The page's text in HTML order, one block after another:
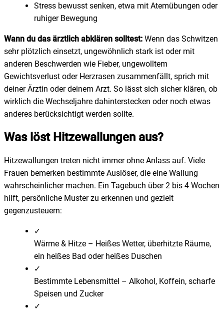
Stress bewusst senken, etwa mit Atemübungen oder
ruhiger Bewegung
Wann du das ärztlich abklären solltest: Wenn das Schwitzen
sehr plötzlich einsetzt, ungewöhnlich stark ist oder mit
anderen Beschwerden wie Fieber, ungewolltem
Gewichtsverlust oder Herzrasen zusammenfällt, sprich mit
deiner Ärztin oder deinem Arzt. So lässt sich sicher klären, ob
wirklich die Wechseljahre dahinterstecken oder noch etwas
anderes berücksichtigt werden sollte.
Was löst Hitzewallungen aus?
Hitzewallungen treten nicht immer ohne Anlass auf. Viele
Frauen bemerken bestimmte Auslöser, die eine Wallung
wahrscheinlicher machen. Ein Tagebuch über 2 bis 4 Wochen
hilft, persönliche Muster zu erkennen und gezielt
gegenzusteuern:
✓
Wärme & Hitze – Heißes Wetter, überhitzte Räume,
ein heißes Bad oder heißes Duschen
✓
Bestimmte Lebensmittel – Alkohol, Koffein, scharfe
Speisen und Zucker
✓